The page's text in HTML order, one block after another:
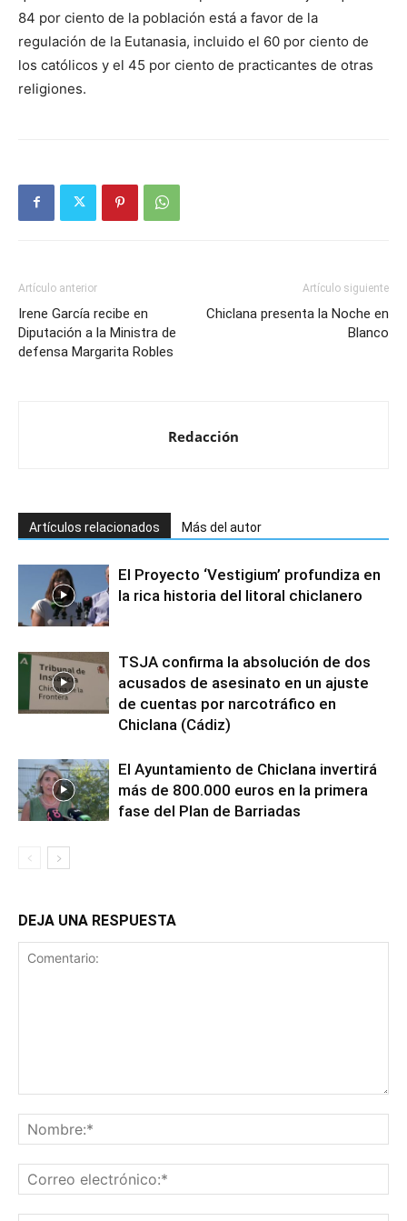
84 por ciento de la población está a favor de la
regulación de la Eutanasia, incluido el 60 por ciento de
los católicos y el 45 por ciento de practicantes de otras
religiones.
Artículo anterior
Irene García recibe en
Diputación a la Ministra de
defensa Margarita Robles
Artículo siguiente
Chiclana presenta la Noche en
Blanco
Redacción
Artículos relacionados Más del autor
El Proyecto ‘Vestigium’ profundiza en
la rica historia del litoral chiclanero
TSJA confirma la absolución de dos
acusados de asesinato en un ajuste
de cuentas por narcotráfico en
Chiclana (Cádiz)
El Ayuntamiento de Chiclana invertirá
más de 800.000 euros en la primera
fase del Plan de Barriadas
DEJA UNA RESPUESTA